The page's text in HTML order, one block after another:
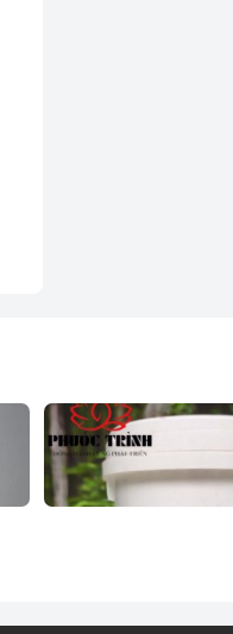
HÓA CHẤT CHLORINE
Liên hệ